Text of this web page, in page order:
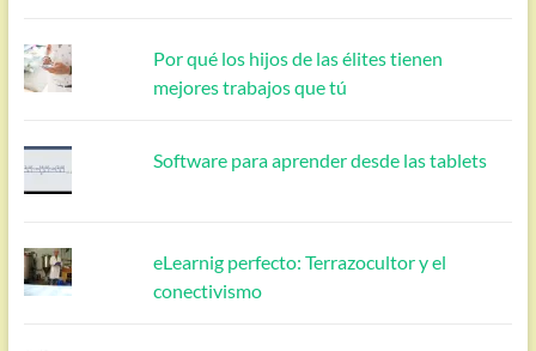
Por qué los hijos de las élites tienen
mejores trabajos que tú
Software para aprender desde las tablets
eLearnig perfecto: Terrazocultor y el
conectivismo